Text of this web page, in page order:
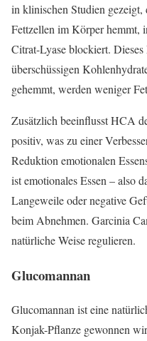
in klinischen Studien gezeigt,
Fettzellen im Körper hemmt,
Citrat-Lyase blockiert.
überschüssigen
gehemmt, werden weniger
Zusätzlich beeinflusst HCA
positiv, was zu einer
Reduktion emotionalen
ist emotionales Essen – also
Langeweile oder negative
beim Abnehmen. Garcinia
natürliche Weise regulieren.
Glucomannan
Glucomannan ist eine
Konjak-Pflanze gewonnen